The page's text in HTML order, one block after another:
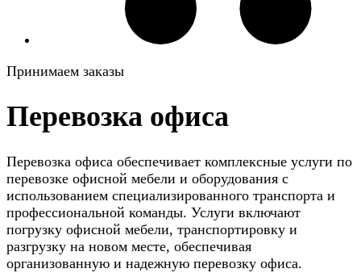
Принимаем заказы
Перевозка офиса
Перевозка офиса обеспечивает комплексные услуги по
перевозке офисной мебели и оборудования с
использованием специализированного транспорта и
профессиональной команды. Услуги включают
погрузку офисной мебели, транспортировку и
разгрузку на новом месте, обеспечивая
организованную и надежную перевозку офиса.